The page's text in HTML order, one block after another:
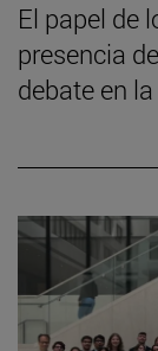
El papel de
presencia
debate en